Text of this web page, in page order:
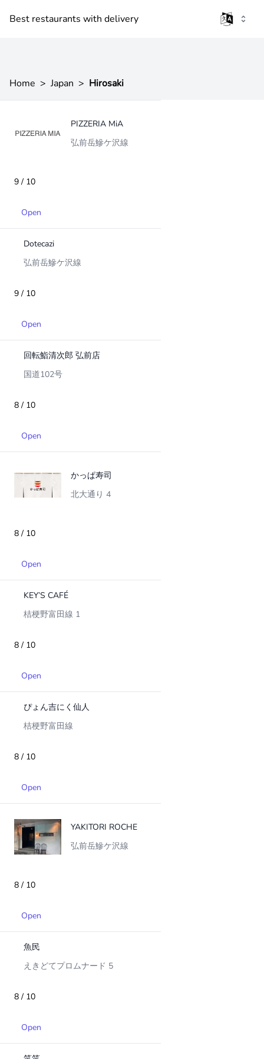
Best restaurants with delivery
Home > Japan > Hirosaki
PIZZERIA MiA
弘前岳鰺ケ沢線
9 / 10
Open
Dotecazi
弘前岳鰺ケ沢線
9 / 10
Open
回転鮨清次郎 弘前店
国道102号
8 / 10
Open
かっぱ寿司
北大通り 4
8 / 10
Open
KEY’S CAFÉ
桔梗野富田線 1
8 / 10
Open
ぴょん吉にく仙人
桔梗野富田線
8 / 10
Open
YAKITORI ROCHE
弘前岳鰺ケ沢線
8 / 10
Open
魚民
えきどてプロムナード 5
8 / 10
Open